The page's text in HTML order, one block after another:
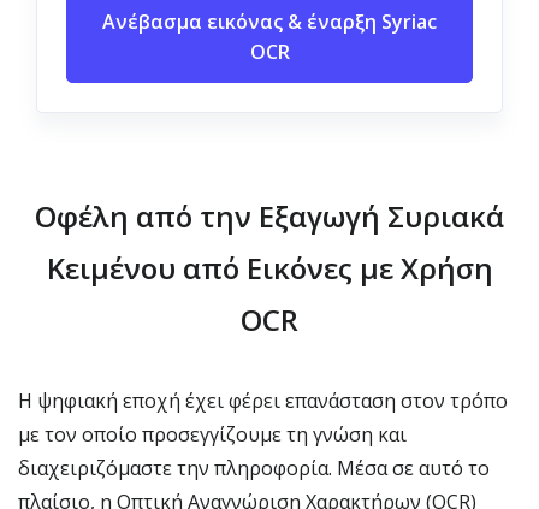
Ανέβασμα εικόνας & έναρξη Syriac
OCR
Οφέλη από την Εξαγωγή Συριακά
Κειμένου από Εικόνες με Χρήση
OCR
Η ψηφιακή εποχή έχει φέρει επανάσταση στον τρόπο
με τον οποίο προσεγγίζουμε τη γνώση και
διαχειριζόμαστε την πληροφορία. Μέσα σε αυτό το
πλαίσιο, η Οπτική Αναγνώριση Χαρακτήρων (OCR)